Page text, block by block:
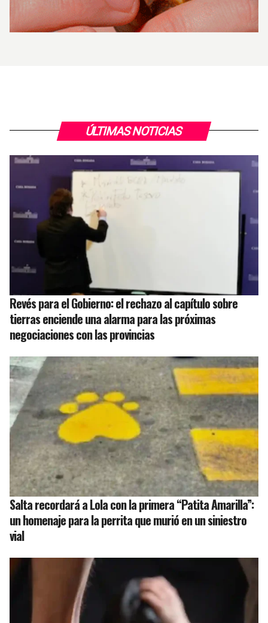
ÚLTIMAS NOTICIAS
Revés para el Gobierno: el rechazo al capítulo sobre
tierras enciende una alarma para las próximas
negociaciones con las provincias
Salta recordará a Lola con la primera “Patita Amarilla”:
un homenaje para la perrita que murió en un siniestro
vial